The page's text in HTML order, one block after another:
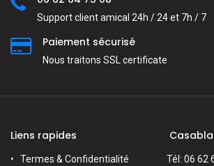
Support client amical 24h / 24 et 7h / 7
Paiement sécurisé
Nous traitons SSL сertificate
Liens rapides
Termes & Confidentialité
Tél: 06 62